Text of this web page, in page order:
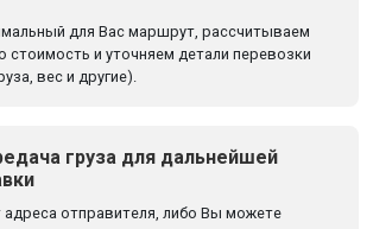
для Вас маршрут, рассчитываем
стоимость и уточняем детали перевозки
вес и другие).
груза для дальнейшей
адреса отправителя, либо Вы можете